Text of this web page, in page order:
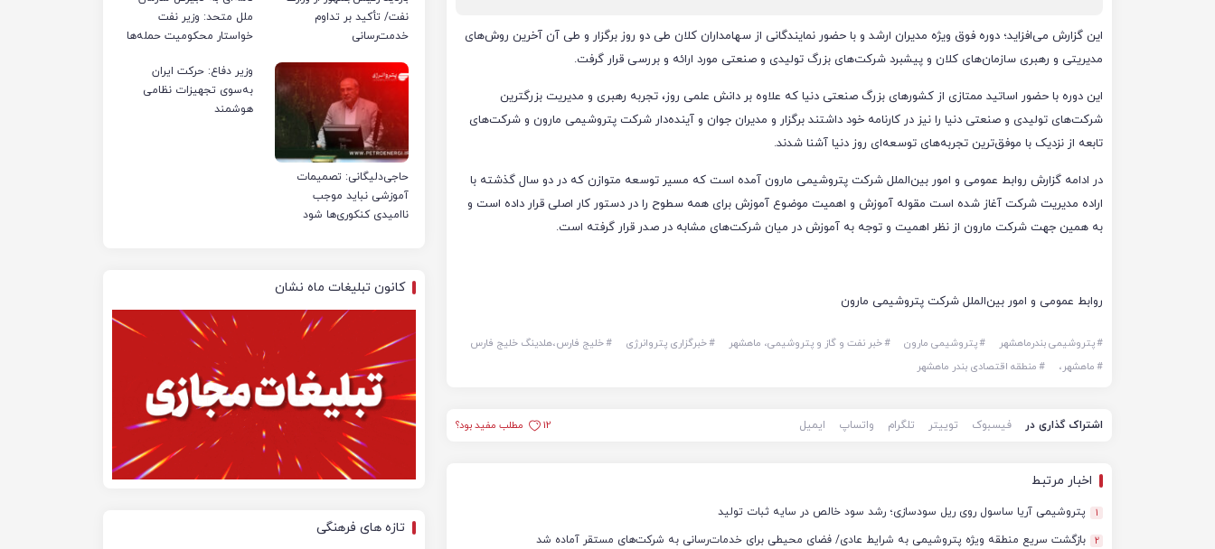
این گزارش می‌افزاید؛ دوره فوق ویژه مدیران ارشد و با حضور نمایندگانی از سهامداران‌ کلان طی دو روز برگزار و طی آن آخرین روش‌های
مدیریتی و رهبری سازمان‌های کلان و پیشبرد شرکت‌های بزرگ تولیدی و صنعتی مورد ارائه و بررسی قرار گرفت.
این دوره با حضور اساتید ممتازی از کشورهای بزرگ صنعتی دنیا که علاوه بر دانش علمی روز، تجربه رهبری و مدیریت بزرگترین
شرکت‌های تولیدی و صنعتی دنیا را نیز در کارنامه خود داشتند برگزار و مدیران جوان و آینده‌دار شرکت پتروشیمی مارون و شرکت‌های
تابعه از نزدیک با موفق‌ترین تجربه‌های توسعه‌ای روز دنیا آشنا شدند.
در ادامه گزارش روابط عمومی و امور بین‌الملل شرکت پتروشیمی مارون آمده است که مسیر توسعه متوازن که در دو سال گذشته با
اراده مدیریت شرکت آغاز شده است مقوله آموزش و اهمیت موضوع آموزش برای همه سطوح را در دستور کار اصلی قرار داده است و
به همین جهت شرکت مارون از نظر اهمیت و توجه به آموزش در میان شرکت‌های مشابه در صدر قرار گرفته است.
روابط عمومی و امور بین‌الملل شرکت پتروشیمی مارون
#پتروشیمی بندرماهشهر #پتروشیمی مارون #خبر نفت و گاز و پتروشیمی، ماهشهر #خبرگزاری پتروانرژی #خلیج فارس،هلدینگ خلیج فارس
#ماهشهر، #منطقه اقتصادی بندر ماهشهر
اشتراک گذاری در فیسبوک توییتر تلگرام واتساپ ایمیل 12 مطلب مفید بود؟
اخبار مرتبط
1 پتروشیمی آریا ساسول روی ریل سودسازی؛ رشد سود خالص در سایه ثبات تولید
2 بازگشت سریع منطقه ویژه پتروشیمی به شرایط عادی/ فضای محیطی برای خدمات‌رسانی به شرکت‌های مستقر آماده شد
نفت/ تأکید بر تداوم
خدمت‌رسانی
ملل متحد: وزیر نفت
خواستار محکومیت حمله‌ها
ایران شد
حاجی‌دلیگانی: تصمیمات
آموزشی نباید موجب
ناامیدی کنکوری‌ها شود
وزیر دفاع: حرکت ایران
به‌سوی تجهیزات نظامی
هوشمند
کانون تبلیغات ماه نشان
تازه های فرهنگی